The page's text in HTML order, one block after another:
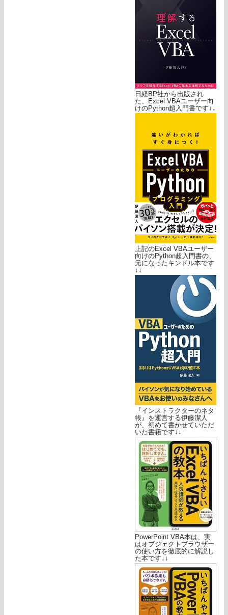
日経BP社から出版され
た、Excel VBAユーザー向
けのPython超入門書です↓↓
上記のExcel VBAユーザー
向けのPython超入門書の、
元になったキンドル本です
↓↓
『インストラクターのネタ
帳』を運営する伊藤潔人
が、初めて書かせていただ
いた書籍です↓↓
PowerPoint VBA本は、実
はオブジェクトブラウザー
の使い方を徹底的に解説し
た本です↓↓